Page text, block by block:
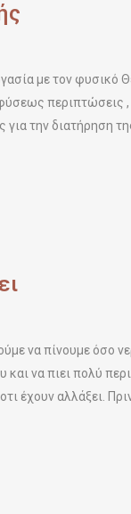
με τον φυσικό
περιπτώσεις
την διατήρηση της
να πίνουμε όσο
και να πιει πολύ
έχουν αλλάξει.